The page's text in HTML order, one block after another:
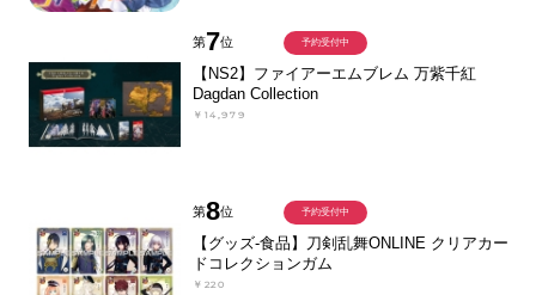
第7位
【NS2】ファイアーエムブレム 万紫千紅
Dagdan Collection
￥14,979
予約受付中
第8位
【グッズ-食品】刀剣乱舞ONLINE クリアカー
ドコレクションガム
￥220
予約受付中